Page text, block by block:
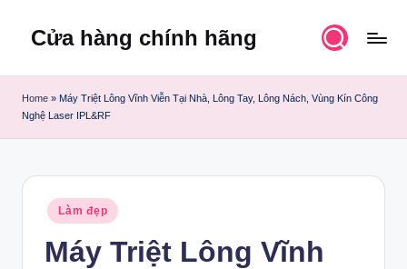
Cửa hàng chính hãng
Home » Máy Triệt Lông Vĩnh Viễn Tại Nhà, Lông Tay, Lông Nách, Vùng Kín Công
Nghệ Laser IPL&RF
Posted
in
Làm đẹp
Máy Triệt Lông Vĩnh